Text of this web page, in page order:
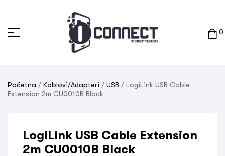
0
Početna / Kablovi/Adapteri / USB / LogiLink USB Cable
Extension 2m CU0010B Black
LogiLink USB Cable Extension
2m CU0010B Black